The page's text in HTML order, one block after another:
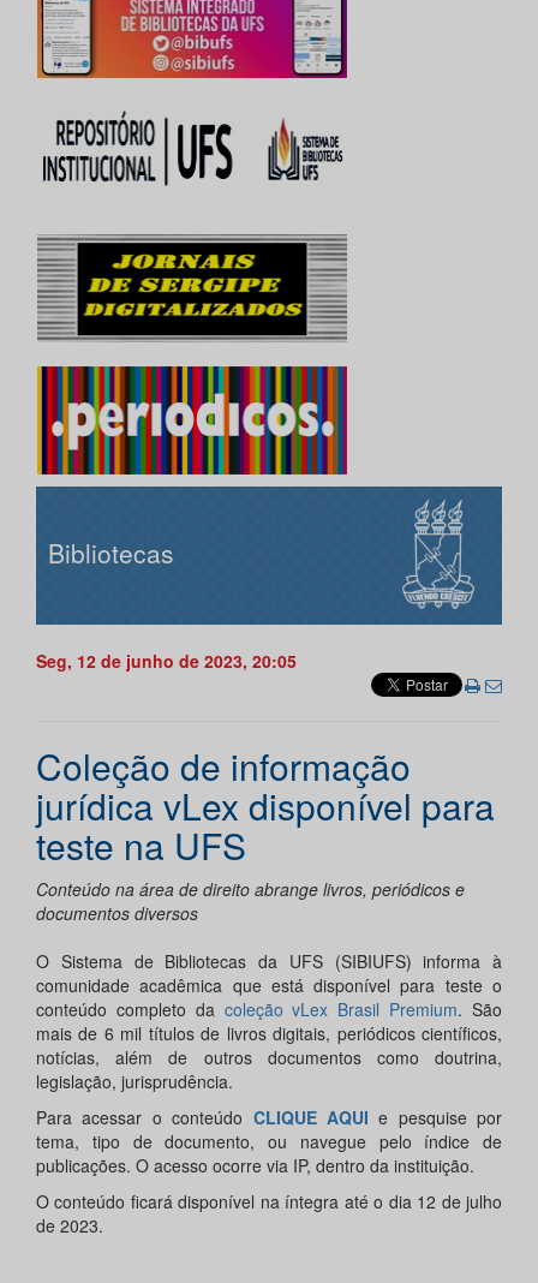
Bibliotecas
Seg, 12 de junho de 2023, 20:05
Coleção de informação
jurídica vLex disponível para
teste na UFS
Conteúdo na área de direito abrange livros, periódicos e
documentos diversos
O Sistema de Bibliotecas da UFS (SIBIUFS) informa à
comunidade acadêmica que está disponível para teste o
conteúdo completo da coleção vLex Brasil Premium. São
mais de 6 mil títulos de livros digitais, periódicos científicos,
notícias, além de outros documentos como doutrina,
legislação, jurisprudência.
Para acessar o conteúdo CLIQUE AQUI e pesquise por
tema, tipo de documento, ou navegue pelo índice de
publicações. O acesso ocorre via IP, dentro da instituição.
O conteúdo ficará disponível na íntegra até o dia 12 de julho
de 2023.